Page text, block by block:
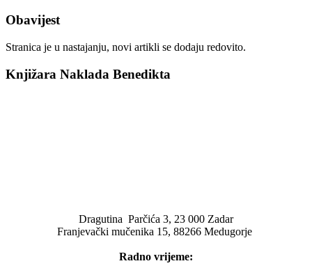
Obavijest
Stranica je u nastajanju, novi artikli se dodaju redovito.
Knjižara Naklada Benedikta
Dragutina Parčića 3, 23 000 Zadar
Franjevački mučenika 15, 88266 Medugorje
Radno vrijeme: